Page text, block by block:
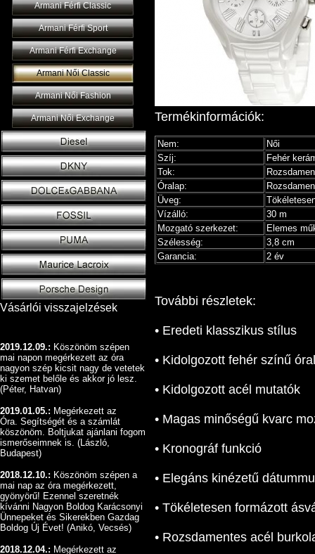
Armani Férfi Classic
Armani Férfi Sport
Armani Férfi Exchange
Armani Női Classic
Armani Női Fashion
Armani Női Exchange
Vásárlói visszajelzések
2019.12.09.: Köszönöm szépen
mai napon megérkezett az óra
nagyon szép kicsit nagy de vetetek
ki szemet belőle és akkor jó lesz.
(Péter, Hatvan)
2019.01.05.: Megérkezett az
Óra. Segítségét és a számlát
köszönöm. Boltjukat ajánlani fogom
ismerőseimnek is. (László,
Budapest)
2018.12.10.: Köszönöm szépen a
mai nap az óra megérkezett,
gyönyörű! Ezennel szeretnék
kívánni Nagyon Boldog Karácsonyi
Ünnepeket és Sikerekben Gazdag
Boldog Új Évet! (Anikó, Vecsés)
2018.12.04.: Megérkezett az
Termékinformációk:
Nem:
Női
Szíj:
Fehér
Tok:
Óralap:
Üveg:
Vízálló:
30 m
Mozgató szerkezet:
Elemes
Szélesség:
3,8 cm
Garancia:
2 év
További részletek:
• Eredeti klasszikus stílus
• Kidolgozott fehér színű
• Kidolgozott acél mutatók
• Magas minőségű kvarc
• Kronográf funkció
• Elegáns kinézetű
• Tökéletesen formázott
• Rozsdamentes acél